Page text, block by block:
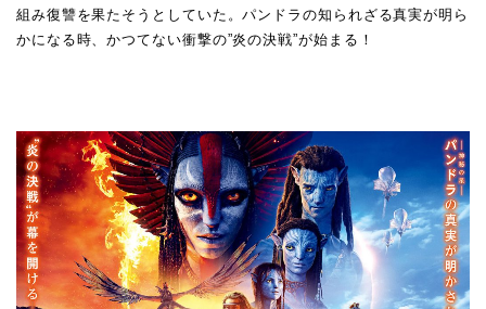
組み復讐を果たそうとしていた。パンドラの知られざる真実が明ら
かになる時、かつてない衝撃の”炎の決戦”が始まる！